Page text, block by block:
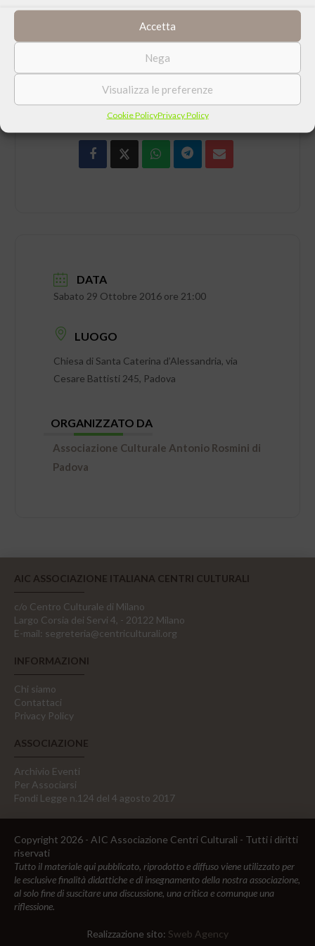
Accetta
Nega
Visualizza le preferenze
Cookie PolicyPrivacy Policy
CONDIVIDI QUESTO EVENTO
DATA
Sabato 29 Ottobre 2016 ore 21:00
LUOGO
Chiesa di Santa Caterina d’Alessandria, via
Cesare Battisti 245, Padova
ORGANIZZATO DA
Associazione Culturale Antonio Rosmini di
Padova
AIC ASSOCIAZIONE ITALIANA CENTRI CULTURALI
c/o Centro Culturale di Milano
Largo Corsia dei Servi 4, - 20122 Milano
E-mail: segreteria@centriculturali.org
INFORMAZIONI
Chi siamo
Contattaci
Privacy Policy
ASSOCIAZIONE
Archivio Eventi
Per Associarsi
Fondi Legge n.124 del 4 agosto 2017
Copyright 2026 - AIC Associazione Centri Culturali - Tutti i diritti
riservati
Tutto il materiale qui pubblicato, riprodotto e diffuso viene utilizzato per
le esclusive finalità didattiche e di insegnamento della nostra associazione,
al solo fine di suscitare una discussione, una critica e comunque una
riflessione.
Realizzazione sito: Sweb Agency